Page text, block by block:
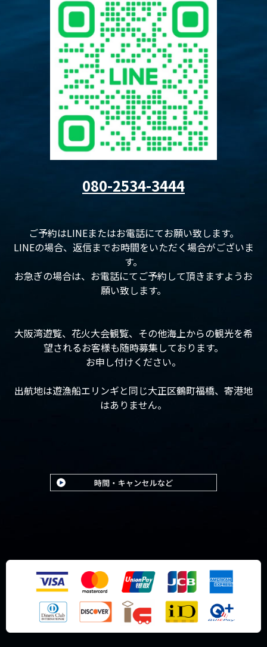
080-2534-3444
ご予約はLINEまたはお電話にてお願い致します。
LINEの場合、返信までお時間をいただく場合がございま
す。
お急ぎの場合は、お電話にてご予約して頂きますようお
願い致します。
大阪湾遊覧、花火大会観覧、その他海上からの観光を希
望されるお客様も随時募集しております。
お申し付けください。
出航地は遊漁船エリンギと同じ大正区鶴町福橋、寄港地
はありません。